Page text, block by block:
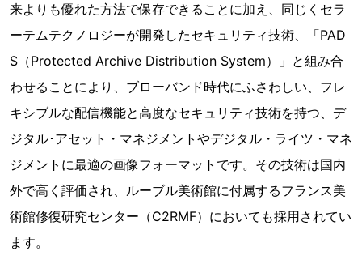
来よりも優れた方法で保存できることに加え、同じくセラ
ーテムテクノロジーが開発したセキュリティ技術、「PAD
S（Protected Archive Distribution System）」と組み合
わせることにより、ブローバンド時代にふさわしい、フレ
キシブルな配信機能と高度なセキュリティ技術を持つ、デ
ジタル･アセット・マネジメントやデジタル・ライツ・マネ
ジメントに最適の画像フォーマットです。その技術は国内
外で高く評価され、ルーブル美術館に付属するフランス美
術館修復研究センター（C2RMF）においても採用されてい
ます。